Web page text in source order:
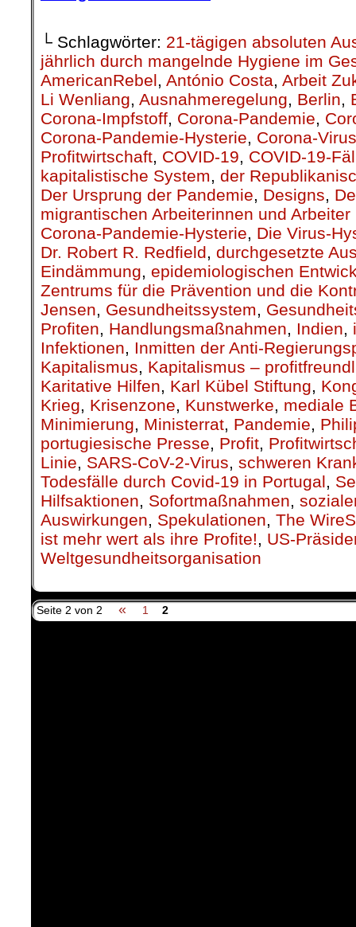
└ Schlagwörter: 21-tägigen absoluten
jährlich durch mangelnde Hygiene im
AmericanRebel, António Costa, Arbeit
Li Wenliang, Ausnahmeregelung, Berlin,
Corona-Impfstoff, Corona-Pandemie,
Corona-Pandemie-Hysterie, Corona-Virus
Profitwirtschaft, COVID-19, COVID-19-
kapitalistische System, der
Der Ursprung der Pandemie, Designs,
migrantischen Arbeiterinnen und
Corona-Pandemie-Hysterie, Die Virus-
Dr. Robert R. Redfield, durchgesetzte
Eindämmung, epidemiologischen
Zentrums für die Prävention und die
Jensen, Gesundheitssystem,
Profiten, Handlungsmaßnahmen, Indien,
Infektionen, Inmitten der Anti-
Kapitalismus, Kapitalismus –
Karitative Hilfen, Karl Kübel Stiftung,
Krieg, Krisenzone, Kunstwerke, mediale
Minimierung, Ministerrat, Pandemie,
portugiesische Presse, Profit,
Linie, SARS-CoV-2-Virus, schweren
Todesfälle durch Covid-19 in Portugal,
Hilfsaktionen, Sofortmaßnahmen,
Auswirkungen, Spekulationen, The
ist mehr wert als ihre Profite!, US-
Weltgesundheitsorganisation
Seite 2 von 2 « 1 2